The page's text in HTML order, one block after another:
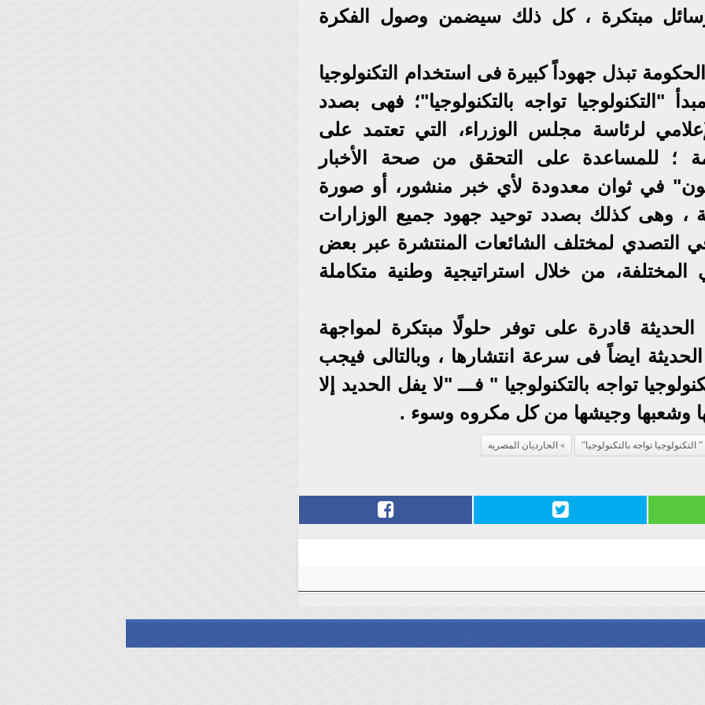
مبتكرة ، كل ذلك سيضمن وصول الفكرة
تبذل جهوداً كبيرة فى استخدام التكنولوجيا
تواجه بالتكنولوجيا"؛ فهى بصدد
لرئاسة مجلس الوزراء، التي تعتمد على
؛ للمساعدة على التحقق من صحة الأخبار
في ثوان معدودة لأي خبر منشور، أو صورة
، وهى كذلك بصدد توحيد جهود جميع الوزارات
في التصدي لمختلف الشائعات المنتشرة عبر بعض
المختلفة، من خلال استراتيجية وطنية متكاملة
قادرة على توفر حلولًا مبتكرة لمواجهة
ايضاً فى سرعة انتشارها ، وبالتالى فيجب
تواجه بالتكنولوجيا " فـــ "لا يفل الحديد إلا
وشعبها وجيشها من كل مكروه وسوء .
تواجه بالتكنولوجيا” الجارديان المصريه